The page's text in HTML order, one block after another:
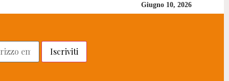
Giugno 10, 2026